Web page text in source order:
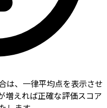
は、一律平均点を表示させ
増えれば正確な評価スコア